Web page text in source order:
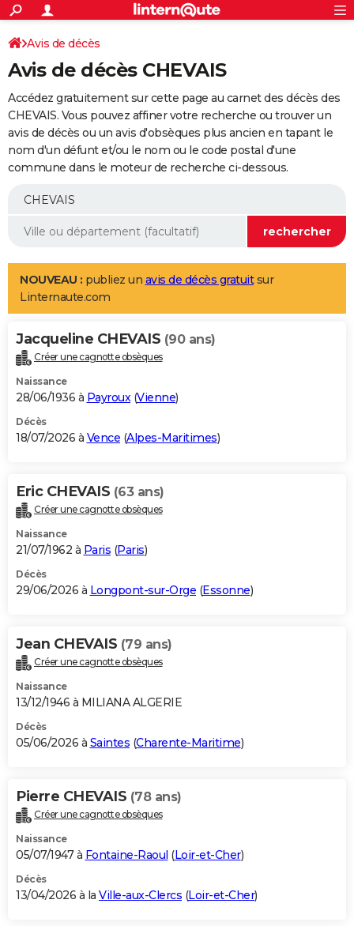
ACTUALITÉS
Politique
Société
Faits Divers
Education
Monde
Villes
+
SPORT
Coupe du monde 2026
Football
Tennis
Cyclisme
Rugby
Forum
Programme TV
TNT
Streaming
Cinéma
Sorties cinéma
Musique
+
FINANCE
Retraite
Epargne
Immobilier
Risques naturels par ville
Banque
Assurance
AUTO
Essais
Réserver un essai
Citadines
Berlines
SUV
Forum auto
+
Mobiles
Meilleur smartphone
Internet
Ordinateurs
Jeux vidéo
Guide high-tech
Aménagement intérieur
LIFESTYLE
Art de vivre
Bien-être
Loisirs
Mode
Modes de vie
Alimentation
Guide de la santé
Maladies
Médicaments
Sommeil
VOYAGE
Destinations
City break
Voyage nature
Voyage de noces
Forum
Climat
+PHOTO
GUIDES D'ACHAT
BONS PLANS
Carte de Noël
Carte Bonne année
Carte Saint-Valentin
Carte Pâques
Carte d'anniversaire
DICTIONNAIRE
Dictionnaire
Biographies
Citations
Expressions
Proverbes
PROGRAMME TV
S'inscrire
Se connecter
Lycées
Collèges
Primaires
Universités
Entreprises
Service militaire
Avis de recherche
AVIS DE DÉCÈS
Bricolage
Lifestyle
Culture
Sport
Auto
Television
Voyage
Cinema
Avis de décès
Avis de décès CHEVAIS
Accédez gratuitement sur cette page au carnet des décès des
CHEVAIS. Vous pouvez affiner votre recherche ou trouver un
avis de décès ou un avis d'obsèques plus ancien en tapant le
nom d'un défunt et/ou le nom ou le code postal d'une
commune dans le moteur de recherche ci-dessous.
NOUVEAU : publiez un avis de décès gratuitsur
Linternaute.com
Jacqueline CHEVAIS (90 ans)
Créer une cagnotte obsèques
Naissance
28/06/1936 à Payroux(Vienne)
Décès
18/07/2026 à Vence (Alpes-Maritimes)
Eric CHEVAIS (63 ans)
Créer une cagnotte obsèques
Naissance
21/07/1962 à Paris (Paris)
Décès
29/06/2026 à Longpont-sur-Orge (Essonne)
Jean CHEVAIS (79 ans)
Créer une cagnotte obsèques
Naissance
13/12/1946 à MILIANA ALGERIE
Décès
05/06/2026 à Saintes (Charente-Maritime)
Pierre CHEVAIS (78 ans)
Créer une cagnotte obsèques
Naissance
05/07/1947 à Fontaine-Raoul (Loir-et-Cher)
Décès
13/04/2026 à la Ville-aux-Clercs (Loir-et-Cher)